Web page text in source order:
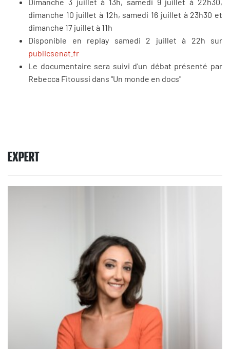
dimanche 10 juillet à 12h, samedi 16 juillet à 23h30 et
dimanche 17 juillet à 11h
Disponible en replay samedi 2 juillet à 22h sur
publicsenat.fr
Le documentaire sera suivi d'un débat présenté par
Rebecca Fitoussi dans "Un monde en docs"
EXPERT